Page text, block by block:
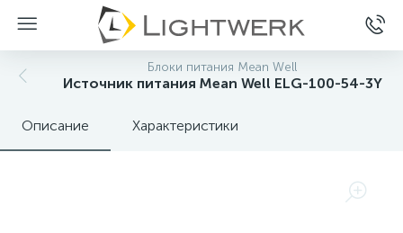
Блоки питания Mean Well
Источник питания Mean Well ELG-100-54-3Y
Описание Характеристики